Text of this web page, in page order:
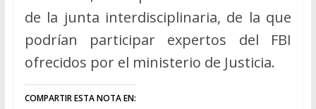
de la junta interdisciplinaria, de la que
podrían participar expertos del FBI
ofrecidos por el ministerio de Justicia.
COMPARTIR ESTA NOTA EN: